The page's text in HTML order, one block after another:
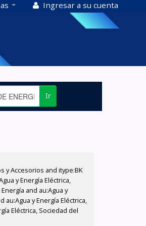
Ingresar a su cuenta
Ir
y Accesorios and itype:BK
y Energía Eléctrica,
and au:Agua y
au:Agua y Energía Eléctrica,
Eléctrica, Sociedad del